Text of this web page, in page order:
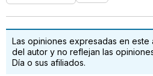
Las opiniones expresadas en este
del autor y no reflejan las
Día o sus afiliados.